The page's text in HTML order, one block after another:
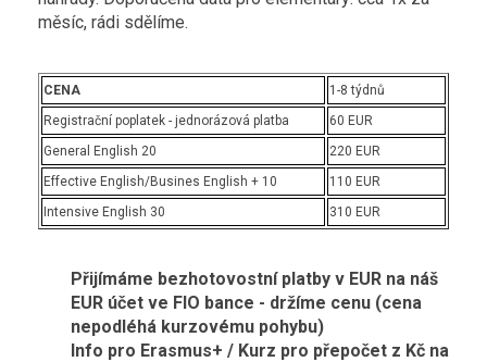
měsíc, rádi sdělíme.
CENA
1-8 týdnů
Registrační poplatek - jednorázová platba
60 EUR
General English 20
220 EUR
Effective English/Busines English + 10
110 EUR
Intensive English 30
310 EUR
Přijímáme bezhotovostní platby v EUR na náš
EUR účet ve FIO bance - držíme cenu (cena
nepodléhá kurzovému pohybu)
Info pro Erasmus+ / Kurz pro přepočet z Kč na